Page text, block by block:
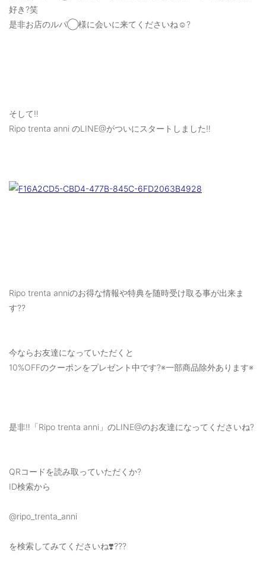
好き?笑
是非お店のルパ◯様に会いに来てくださいね☺️?
そして‼️
Ripo trenta anni のLINE@がついにスタートしました‼️
Ripo trenta anniのお得な情報や特典を随時受け取る事が出来ま
す??
今ならお友達になっていただくと
10%OFFのクーポンをプレゼント中です?※一部商品除外あります※
是非‼️「Ripo trenta anni」のLINE@のお友達になってくださいね?
QRコードを読み取っていただくか?
ID検索から
@ripo_trenta_anni
を検索してみてくださいね❣️???